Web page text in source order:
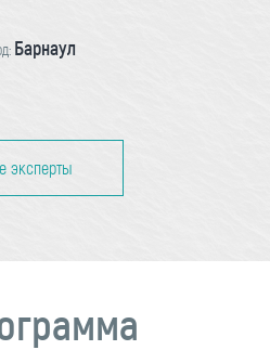
Барнаул
эксперты